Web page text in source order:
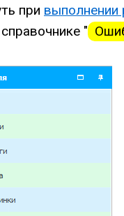
при выполнении
"